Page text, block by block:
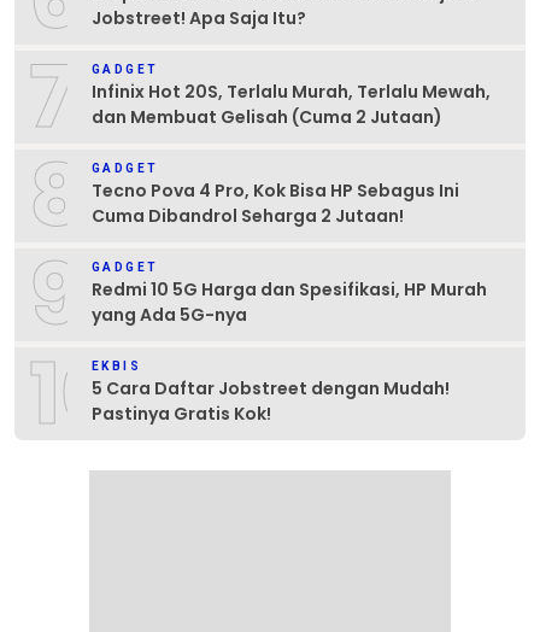
Jobstreet! Apa Saja Itu?
7 GADGET
Infinix Hot 20S, Terlalu Murah, Terlalu Mewah,
dan Membuat Gelisah (Cuma 2 Jutaan)
8 GADGET
Tecno Pova 4 Pro, Kok Bisa HP Sebagus Ini
Cuma Dibandrol Seharga 2 Jutaan!
9 GADGET
Redmi 10 5G Harga dan Spesifikasi, HP Murah
yang Ada 5G-nya
10EKBIS
5 Cara Daftar Jobstreet dengan Mudah!
Pastinya Gratis Kok!